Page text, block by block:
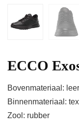
ECCO
Bovenmateriaal: leer
Binnenmateriaal:
Zool: rubber